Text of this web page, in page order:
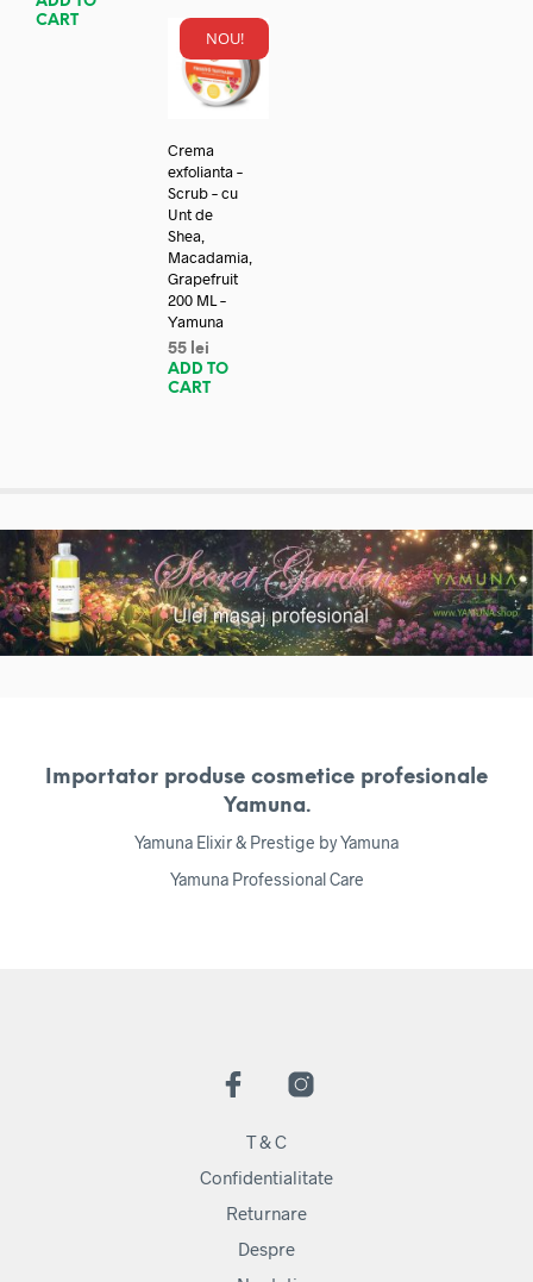
CART
NOU!
Crema
exfolianta –
Scrub – cu
Unt de
Shea,
Macadamia,
Grapefruit
200 ML –
Yamuna
55 lei
ADD TO
CART
Importator produse cosmetice profesionale
Yamuna.
Yamuna Elixir & Prestige by Yamuna
Yamuna Professional Care
T & C
Confidentialitate
Returnare
Despre